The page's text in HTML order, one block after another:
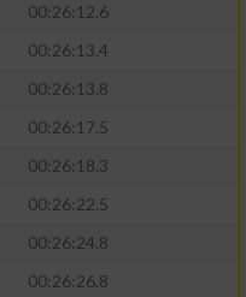
00:26:12.6
00:26:13.4
00:26:13.8
00:26:17.5
00:26:18.3
00:26:22.5
00:26:24.8
00:26:26.8